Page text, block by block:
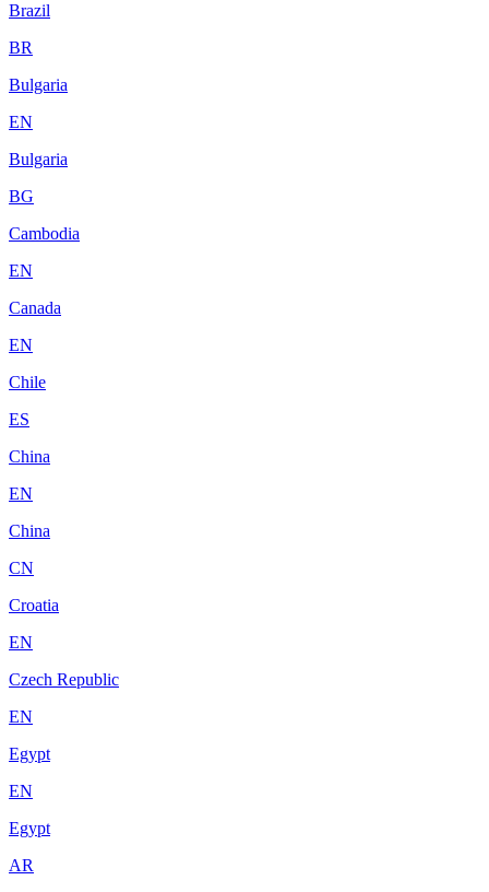
Brazil
BR
Bulgaria
EN
Bulgaria
BG
Cambodia
EN
Canada
EN
Chile
ES
China
EN
China
CN
Croatia
EN
Czech Republic
EN
Egypt
EN
Egypt
AR